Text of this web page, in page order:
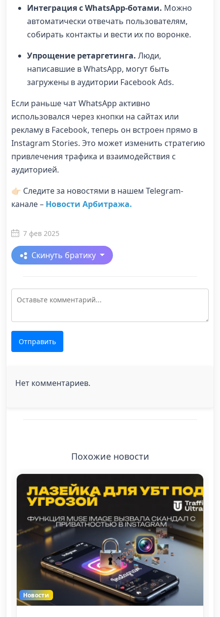
Интеграция с WhatsApp-ботами. Можно
автоматически отвечать пользователям,
собирать контакты и вести их по воронке.
Упрощение ретаргетинга. Люди,
написавшие в WhatsApp, могут быть
загружены в аудитории Facebook Ads.
Если раньше чат WhatsApp активно
использовался через кнопки на сайтах или
рекламу в Facebook, теперь он встроен прямо в
Instagram Stories. Это может изменить стратегию
привлечения трафика и взаимодействия с
аудиторией.
👉🏻 Следите за новостями в нашем Telegram-
канале – Новости Арбитража.
7 фев 2025
Скинуть братику
Отправить
Нет комментариев.
Похожие новости
Новости